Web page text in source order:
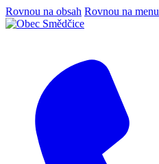
Rovnou na obsah Rovnou na menu